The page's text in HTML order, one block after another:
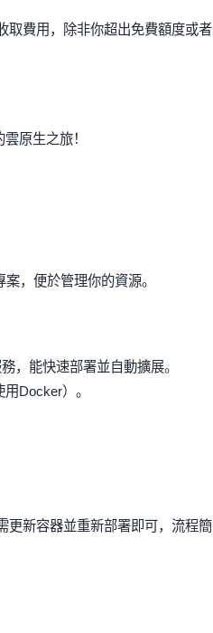
取費用，除非你超出免費額度或
原生之旅！
，便於管理你的資源。
，能快速部署並自動擴展。
Docker）。
更新容器並重新部署即可，流程